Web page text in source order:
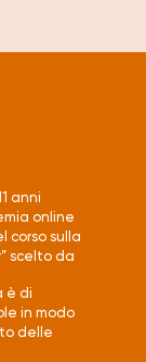
anni
online
corso sulla
scelto da
è di
in modo
delle